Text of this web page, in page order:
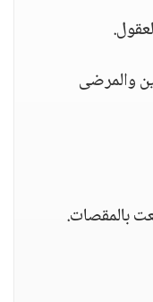
والمرضى
بالمقصات.